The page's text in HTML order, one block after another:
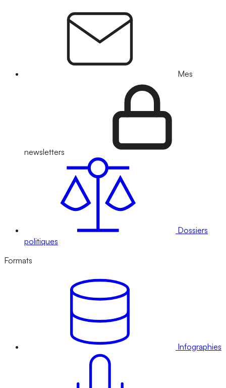
Mes
newsletters
Dossiers
politiques
Formats
Infographies